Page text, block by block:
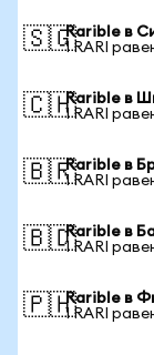
🇸🇬Rarible в
1 RARI
🇨🇭Rarible в
1 RARI
🇧🇷Rarible в
1 RARI
🇧🇩Rarible в
1 RARI
🇵🇭Rarible в
1 RARI